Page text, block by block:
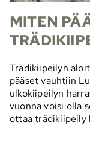
MITEN
Trädikiipeilyn
pääset vauhtiin
ulkokiipeilyn
vuonna voisi olla
ottaa trädikiipeily